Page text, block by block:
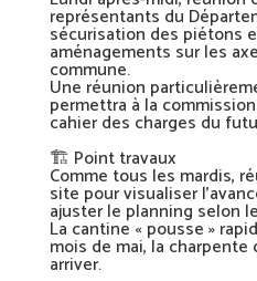
représentants du
sécurisation des piétons
aménagements sur les
commune.
Une réunion
permettra à la
cahier des charges du
🏗️ Point travaux
Comme tous les mardis,
site pour visualiser
ajuster le planning selon
La cantine « pousse »
mois de mai, la
arriver.